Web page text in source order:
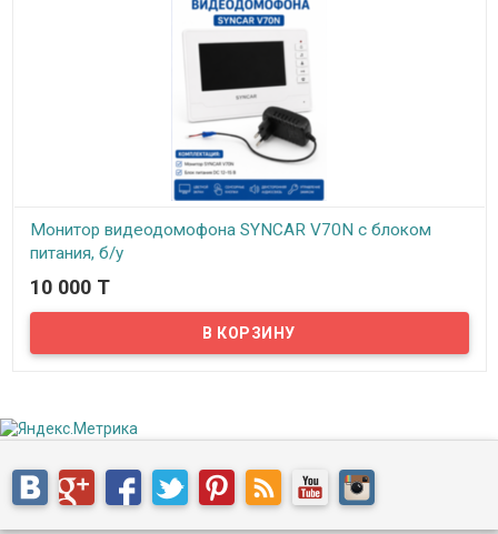
Монитор видеодомофона SYNCAR V70N с блоком
питания, б/у
В наличии
Комплект не включает: Вызывную панель. Крепеж и монтажные
10 000 T